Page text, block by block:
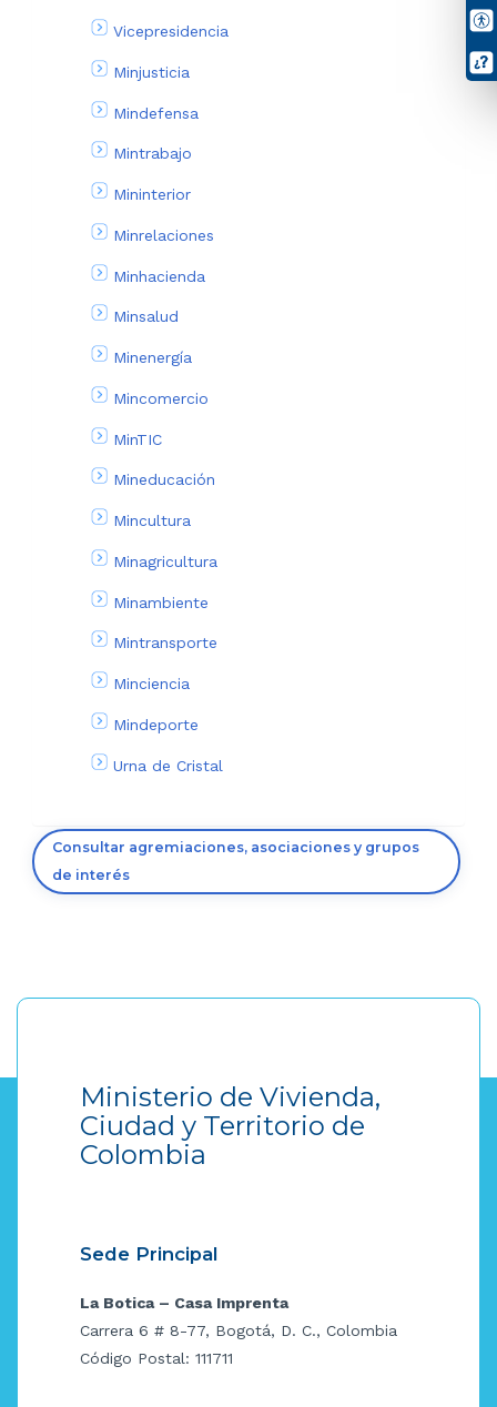
Vicepresidencia
Minjusticia
Mindefensa
Mintrabajo
Mininterior
Minrelaciones
Minhacienda
Minsalud
Minenergía
Mincomercio
MinTIC
Mineducación
Mincultura
Minagricultura
Minambiente
Mintransporte
Minciencia
Mindeporte
Urna de Cristal
Consultar agremiaciones, asociaciones y grupos
de interés
Ministerio de Vivienda,
Ciudad y Territorio de
Colombia
Sede Principal
La Botica – Casa Imprenta
Carrera 6 # 8-77, Bogotá, D. C., Colombia
Código Postal: 111711